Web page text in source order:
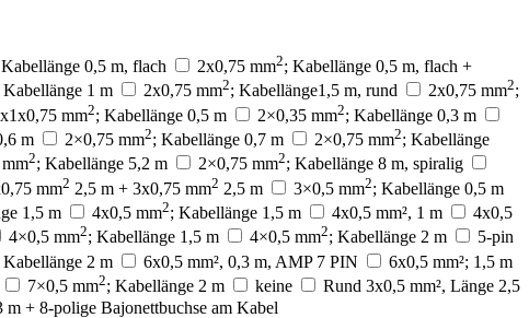
0,5 m, flach 2x0,75 mm2; Kabellänge 0,5 m, flach +
Kabellänge 1 m 2x0,75 mm2; Kabellänge1,5 m, rund 2x0,75 mm2;
mm2; Kabellänge 0,5 m 2×0,35 mm2; Kabellänge 0,3 m
m 2×0,75 mm2; Kabellänge 0,7 m 2×0,75 mm2; Kabellänge
2; Kabellänge 5,2 m 2×0,75 mm2; Kabellänge 8 m, spiralig
mm2 2,5 m + 3x0,75 mm2 2,5 m 3×0,5 mm2; Kabellänge 0,5 m
1,5 m 4x0,5 mm2; Kabellänge 1,5 m 4x0,5 mm², 1 m
4x0,5
4×0,5 mm2; Kabellänge 1,5 m 4×0,5 mm2; Kabellänge 2 m
5-pin
Kabellänge 2 m 6x0,5 mm², 0,3 m, AMP 7 PIN
6x0,5 mm²; 1,5 m
7×0,5 mm2; Kabellänge 2 m keine
Rund 3x0,5 mm², Länge 2,5
+ 8-polige Bajonettbuchse am Kabel
zu können und um unseren
Partner für soziale Medien,
die Sie ihnen bereitgestellt